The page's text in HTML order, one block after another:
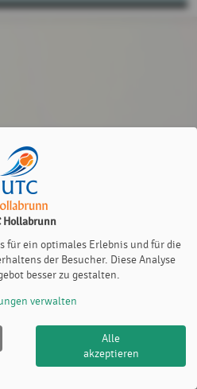
Datenschutz- und
Cookie Policy
Hollabrunn
für ein optimales Erlebnis und für die
der Besucher. Diese Analyse
besser zu gestalten.
verwalten
Alle
akzeptieren